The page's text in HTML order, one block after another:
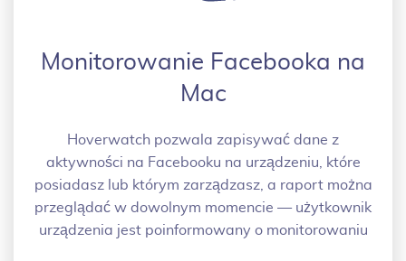
Monitorowanie Facebooka na
Mac
Hoverwatch pozwala zapisywać dane z
aktywności na Facebooku na urządzeniu, które
posiadasz lub którym zarządzasz, a raport można
przeglądać w dowolnym momencie — użytkownik
urządzenia jest poinformowany o monitorowaniu